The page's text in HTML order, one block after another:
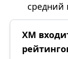
средний
XM